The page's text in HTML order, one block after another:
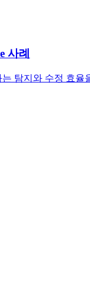
사례
는 탐지와 수정 효